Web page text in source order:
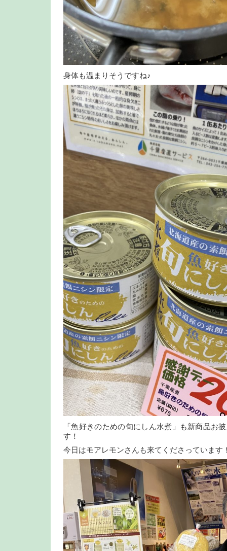
身体も温まりそうですね♪
「魚好きのための旬にしん水煮」も新商品お
す！
今日はモアレモンさんも来てくださっています